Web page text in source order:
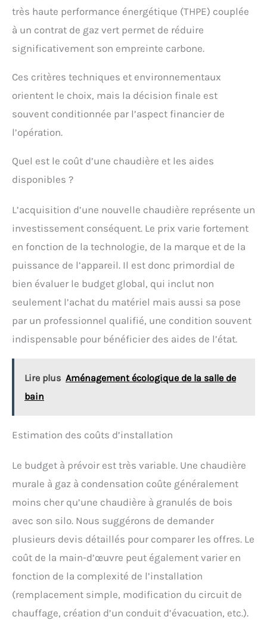
très haute performance énergétique (THPE) couplée
à un contrat de gaz vert permet de réduire
significativement son empreinte carbone.
Ces critères techniques et environnementaux
orientent le choix, mais la décision finale est
souvent conditionnée par l’aspect financier de
l’opération.
Quel est le coût d’une chaudière et les aides
disponibles ?
L’acquisition d’une nouvelle chaudière représente un
investissement conséquent. Le prix varie fortement
en fonction de la technologie, de la marque et de la
puissance de l’appareil. Il est donc primordial de
bien évaluer le budget global, qui inclut non
seulement l’achat du matériel mais aussi sa pose
par un professionnel qualifié, une condition souvent
indispensable pour bénéficier des aides de l’état.
Lire plus Aménagement écologique de la salle de
bain
Estimation des coûts d’installation
Le budget à prévoir est très variable. Une chaudière
murale à gaz à condensation coûte généralement
moins cher qu’une chaudière à granulés de bois
avec son silo. Nous suggérons de demander
plusieurs devis détaillés pour comparer les offres. Le
coût de la main-d’œuvre peut également varier en
fonction de la complexité de l’installation
(remplacement simple, modification du circuit de
chauffage, création d’un conduit d’évacuation, etc.).